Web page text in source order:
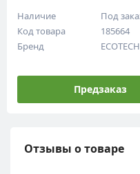
Наличие
Под
Код товара
185664
Бренд
Предзаказ
Отзывы о товаре